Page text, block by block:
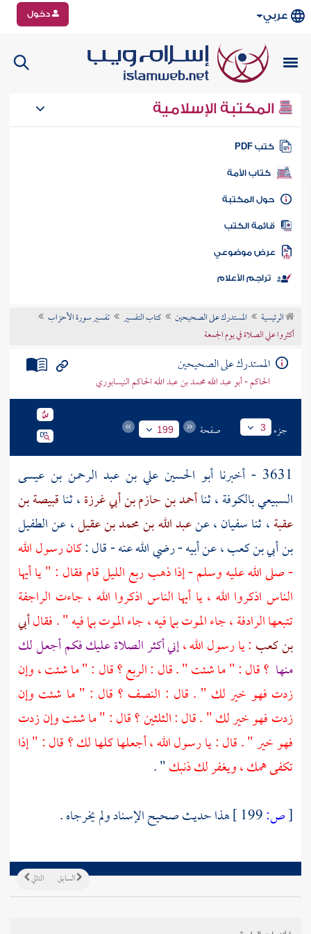
عربي دخول
المكتبة الإسلامية
كتب PDF
كتاب الأمة
المكتبة
الكتب
موضوعي
تراجم الأعلام
الرئيسية المستدرك على الصحيحين كتاب التفسير
تفسير سورة الأحزاب
أكثروا علي الصلاة في يوم الجمعة
المستدرك على الصحيحين
الحاكم - أبو عبد الله محمد بن عبد الله الحاكم النيسابوري
جزء 3 صفحة 199
3631 - أخبرنا
أبو الحسين علي بن عبد الرحمن بن عيسى
السبيعيبالكوفة، ثناأحمد بن حازم بن أبي غرزة، ثناقبيصة بن
عقبة، ثناسفيان، عنعبد الله بن محمد بن عقيل، عنالطفيل
بن أبي بن كعب، عن أبيه - رضي الله عنه - قال :كان رسول الله
- صلى الله عليه وسلم - إذا ذهب ربع الليل قام فقال : " يا أيها
الناس اذكروا الله ، يا أيها الناس اذكروا الله ، جاءت الراجفة
تتبعها الرادفة ، جاء الموت بما فيه ، جاء الموت بما فيه " . فقالأبي
بن كعب : يا رسول الله ،إني أكثر الصلاة عليك فكم أجعل لك
منها ؟ قال : " ما شئت " . قال : الربع ؟ قال : " ما شئت ، وإن
زدت فهو خير لك " . قال : النصف ؟ قال : " ما شئت وإن
زدت فهو خير لك " . قال : الثلثين ؟ قال : " ما شئت وإن زدت
فهو خير " . قال : يا رسول الله ، أجعلها كلها لك ؟ قال : " إذا
تكفى همك ، ويغفر لك ذنبك" .
[ص: هذا حديث صحيح الإسناد ولم يخرجاه .
التالي السابق